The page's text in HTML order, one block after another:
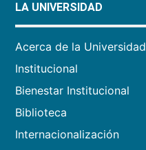
LA UNIVERSIDAD
Acerca de la Universidad
Institucional
Bienestar Institucional
Biblioteca
Internacionalización